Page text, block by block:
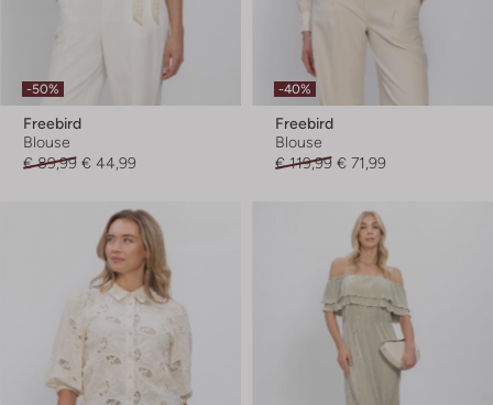
-50%
Freebird
Blouse
€ 89,99 € 44,99
-40%
Freebird
Blouse
€ 119,99 € 71,99